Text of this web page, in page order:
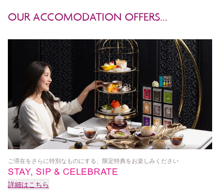
OUR ACCOMODATION OFFERS...
ご滞在をさらに特別なものにする、限定特典をお楽しみください
STAY, SIP & CELEBRATE
詳細はこちら